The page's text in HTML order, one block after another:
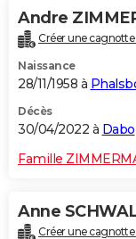
Andre
Créer une cagnotte
Naissance
28/11/1958 à
Décès
30/04/2022 à Dabo
Famille
Anne
Créer une cagnotte